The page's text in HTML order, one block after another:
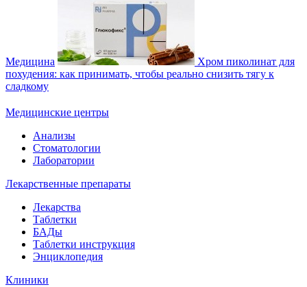
Медицина
Хром пиколинат для
похудения: как принимать, чтобы реально снизить тягу к
сладкому
Медицинские центры
Анализы
Стоматологии
Лаборатории
Лекарственные препараты
Лекарства
Таблетки
БАДы
Таблетки инструкция
Энциклопедия
Клиники